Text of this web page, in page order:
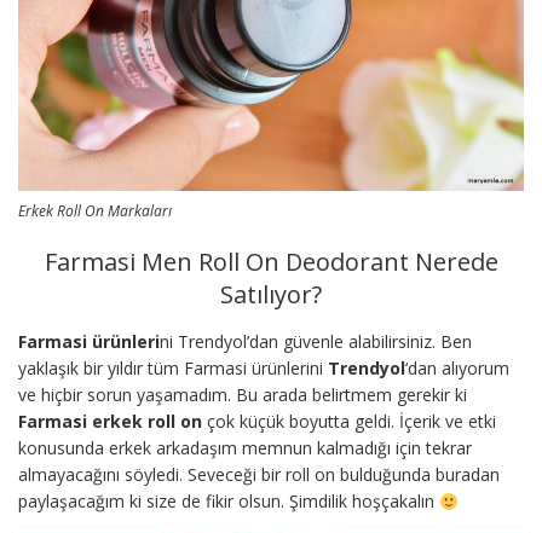
Erkek Roll On Markaları
Farmasi Men Roll On Deodorant Nerede
Satılıyor?
Farmasi ürünlerini Trendyol’dan güvenle alabilirsiniz. Ben
yaklaşık bir yıldır tüm Farmasi ürünlerini Trendyol‘dan alıyorum
ve hiçbir sorun yaşamadım. Bu arada belirtmem gerekir ki
Farmasi erkek roll on çok küçük boyutta geldi. İçerik ve etki
konusunda erkek arkadaşım memnun kalmadığı için tekrar
almayacağını söyledi. Seveceği bir roll on bulduğunda buradan
paylaşacağım ki size de fikir olsun. Şimdilik hoşçakalın